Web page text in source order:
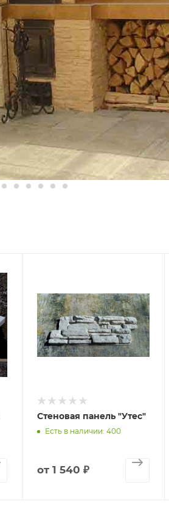
Стеновая панель "Утес"
Есть в наличии: 400
от 1 540 ₽